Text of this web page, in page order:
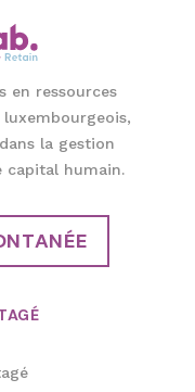
en ressources
la gestion
capital humain.